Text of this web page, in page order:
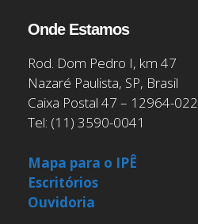
Onde Estamos
Rod. Dom Pedro I, km 47
Nazaré Paulista, SP, Brasil
Caixa Postal 47 – 12964-022
Tel: (11) 3590-0041
Mapa para o IPÊ
Escritórios
Ouvidoria